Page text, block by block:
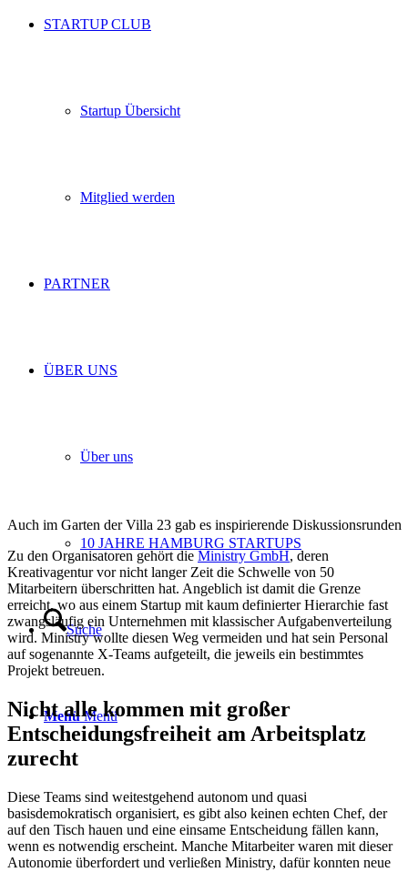
STARTUP CLUB
Startup Übersicht
Mitglied werden
PARTNER
ÜBER UNS
Über uns
10 JAHRE HAMBURG STARTUPS
Suche
Menü Menü
Auch im Garten der Villa 23 gab es inspirierende Diskussionsrunden
Zu den Organisatoren gehört die Ministry GmbH, deren
Kreativagentur vor nicht langer Zeit die Schwelle von 50
Mitarbeitern überschritten hat. Angeblich ist damit die Grenze
erreicht, wo aus einem Startup mit kaum definierter Hierarchie fast
zwangsläufig ein Unternehmen mit klassischer Aufgabenverteilung
wird. Ministry wollte diesen Weg vermeiden und hat sein Personal
auf sogenannte X-Teams aufgeteilt, die jeweils ein bestimmtes
Projekt betreuen.
Nicht alle kommen mit großer
Entscheidungsfreiheit am Arbeitsplatz
zurecht
Diese Teams sind weitestgehend autonom und quasi
basisdemokratisch organisiert, es gibt also keinen echten Chef, der
auf den Tisch hauen und eine einsame Entscheidung fällen kann,
wenn es notwendig erscheint. Manche Mitarbeiter waren mit dieser
Autonomie überfordert und verließen Ministry, dafür konnten neue